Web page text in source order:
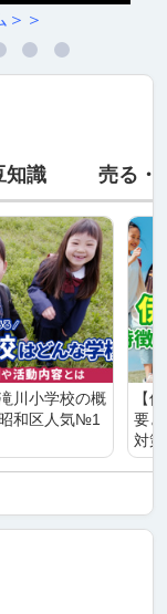
＞＞
知識 売る・
川小学校の概
和区人気№1
【
要
対